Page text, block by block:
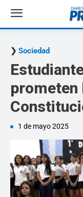
Sociedad
prometen
1 de mayo 2025